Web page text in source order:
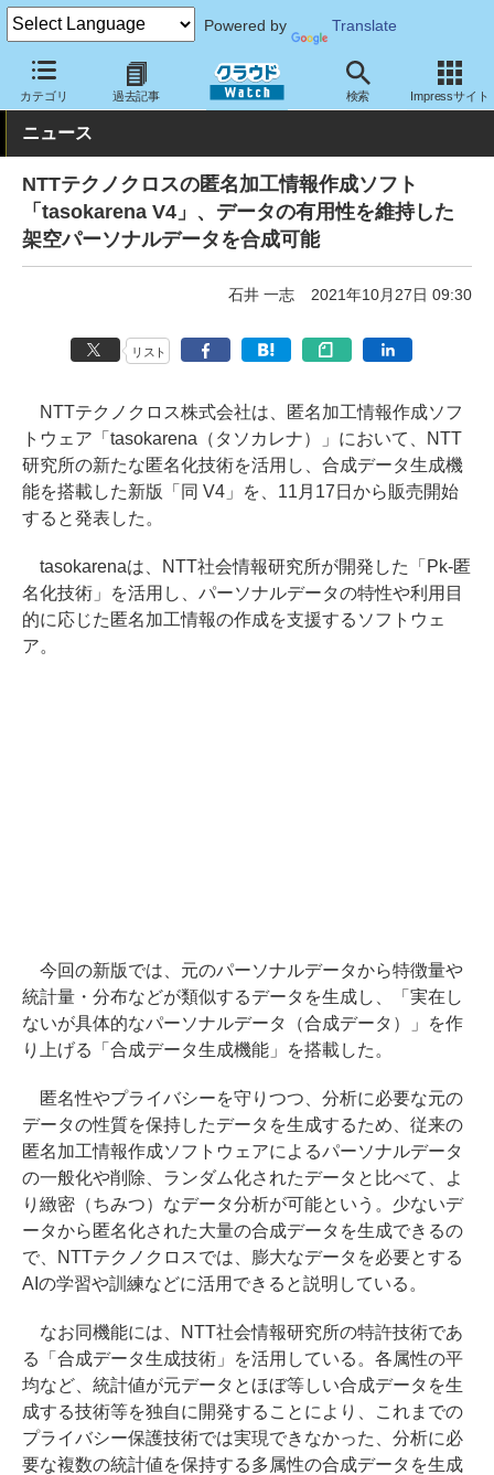
Powered by Translate
カテゴリ 過去記事 検索 Impressサイト
クラウド Watch セキュリティ セキュリティソフト
ニュース
NTTテクノクロスの匿名加工情報作成ソフト
「tasokarena V4」、データの有用性を維持した
架空パーソナルデータを合成可能
石井 一志 2021年10月27日 09:30
リスト
NTTテクノクロス株式会社は、匿名加工情報作成ソフ
トウェア「tasokarena（タソカレナ）」において、NTT
研究所の新たな匿名化技術を活用し、合成データ生成機
能を搭載した新版「同 V4」を、11月17日から販売開始
すると発表した。
tasokarenaは、NTT社会情報研究所が開発した「Pk-匿
名化技術」を活用し、パーソナルデータの特性や利用目
的に応じた匿名加工情報の作成を支援するソフトウェ
ア。
今回の新版では、元のパーソナルデータから特徴量や
統計量・分布などが類似するデータを生成し、「実在し
ないが具体的なパーソナルデータ（合成データ）」を作
り上げる「合成データ生成機能」を搭載した。
匿名性やプライバシーを守りつつ、分析に必要な元の
データの性質を保持したデータを生成するため、従来の
匿名加工情報作成ソフトウェアによるパーソナルデータ
の一般化や削除、ランダム化されたデータと比べて、よ
り緻密（ちみつ）なデータ分析が可能という。少ないデ
ータから匿名化された大量の合成データを生成できるの
で、NTTテクノクロスでは、膨大なデータを必要とする
AIの学習や訓練などに活用できると説明している。
なお同機能には、NTT社会情報研究所の特許技術であ
る「合成データ生成技術」を活用している。各属性の平
均など、統計値が元データとほぼ等しい合成データを生
成する技術等を独自に開発することにより、これまでの
プライバシー保護技術では実現できなかった、分析に必
要な複数の統計値を保持する多属性の合成データを生成